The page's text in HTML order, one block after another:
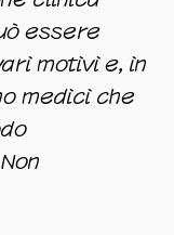
essere
motivi e, in
medici che